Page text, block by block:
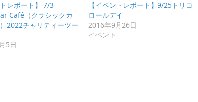
トレポート】 7/3
Café（クラシックカ
2022チャリティーツー
5日
【イベントレポート】9/25トリコ
ロールデイ
2016年9月26日
イベント